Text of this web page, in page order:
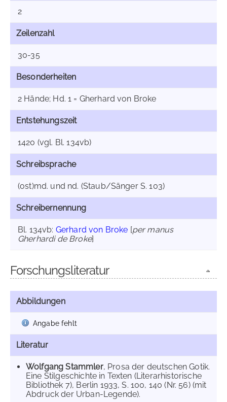
2
Zeilenzahl
30-35
Besonderheiten
2 Hände; Hd. 1 = Gherhard von Broke
Entstehungszeit
1420 (vgl. Bl. 134vb)
Schreibsprache
(ost)md. und nd. (Staub/Sänger S. 103)
Schreibernennung
Bl. 134vb: Gerhard von Broke [per manus
Gherhardi de Broke]
Forschungsliteratur
Abbildungen
Angabe fehlt
Literatur
Wolfgang Stammler, Prosa der deutschen Gotik.
Eine Stilgeschichte in Texten (Literarhistorische
Bibliothek 7), Berlin 1933, S. 100, 140 (Nr. 56) (mit
Abdruck der Urban-Legende).